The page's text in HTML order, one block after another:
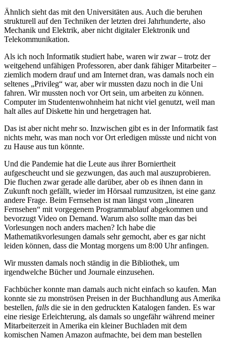
Ähnlich sieht das mit den Universitäten aus. Auch die beruhen
strukturell auf den Techniken der letzten drei Jahrhunderte, also
Mechanik und Elektrik, aber nicht digitaler Elektronik und
Telekommunikation.
Als ich noch Informatik studiert habe, waren wir zwar – trotz der
weitgehend unfähigen Professoren, aber dank fähiger Mitarbeiter –
ziemlich modern drauf und am Internet dran, was damals noch ein
seltenes „Privileg“ war, aber wir mussten dazu noch in die Uni
fahren. Wir mussten noch vor Ort sein, um arbeiten zu können.
Computer im Studentenwohnheim hat nicht viel genutzt, weil man
halt alles auf Diskette hin und hergetragen hat.
Das ist aber nicht mehr so. Inzwischen gibt es in der Informatik fast
nichts mehr, was man noch vor Ort erledigen müsste und nicht von
zu Hause aus tun könnte.
Und die Pandemie hat die Leute aus ihrer Borniertheit
aufgescheucht und sie gezwungen, das auch mal auszuprobieren.
Die fluchen zwar gerade alle darüber, aber ob es ihnen dann in
Zukunft noch gefällt, wieder im Hörsaal rumzusitzen, ist eine ganz
andere Frage. Beim Fernsehen ist man längst vom „linearen
Fernsehen“ mit vorgegenem Programmablauf abgekommen und
bevorzugt Video on Demand. Warum also sollte man das bei
Vorlesungen noch anders machen? Ich habe die
Mathematikvorlesungen damals sehr gemocht, aber es gar nicht
leiden können, dass die Montag morgens um 8:00 Uhr anfingen.
Wir mussten damals noch ständig in die Bibliothek, um
irgendwelche Bücher und Journale einzusehen.
Fachbücher konnte man damals auch nicht einfach so kaufen. Man
konnte sie zu monströsen Preisen in der Buchhandlung aus Amerika
bestellen, falls die sie in den gedruckten Katalogen fanden. Es war
eine riesige Erleichterung, als damals so ungefähr während meiner
Mitarbeiterzeit in Amerika ein kleiner Buchladen mit dem
komischen Namen Amazon aufmachte, bei dem man bestellen